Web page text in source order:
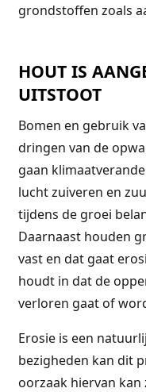
grondstoffen zoals
HOUT IS
UITSTOOT
Bomen en gebruik
dringen van de
gaan
lucht zuiveren en
tijdens de groei
Daarnaast houden
vast en dat gaat
houdt in dat de
verloren gaat of
Erosie is een
bezigheden kan dit
oorzaak hiervan